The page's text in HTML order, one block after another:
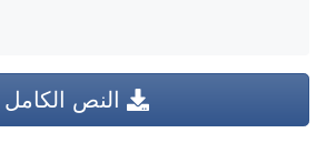
النص الكامل